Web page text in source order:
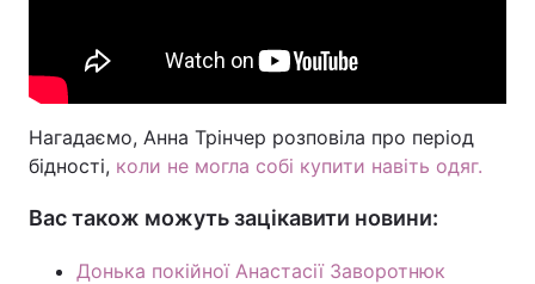
Нагадаємо, Анна Трінчер розповіла про період
бідності, коли не могла собі купити навіть одяг.
Вас також можуть зацікавити новини:
Донька покійної Анастасії Заворотнюк